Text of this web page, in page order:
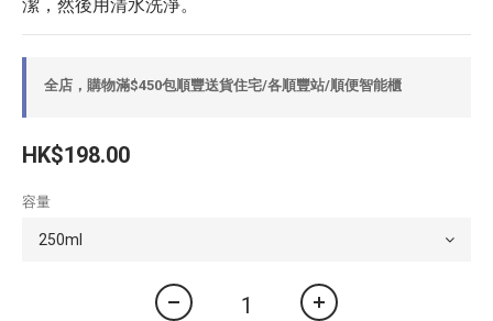
潔，然後用清水洗淨。
全店，購物滿$450包順豐送貨住宅/各順豐站/順便智能櫃
HK$198.00
容量